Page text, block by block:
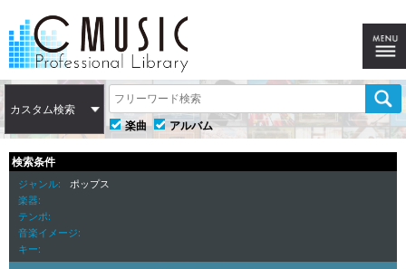
カスタム検索
楽曲
アルバム
検索条件
ジャンル
ポップス
楽器
テンポ
音楽イメージ
キー